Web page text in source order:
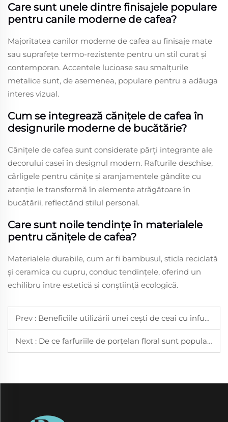
Care sunt unele dintre finisajele populare
pentru canile moderne de cafea?
Majoritatea canilor moderne de cafea au finisaje mate
sau suprafețe termo-rezistente pentru un stil curat și
contemporan. Accentele lucioase sau smalțurile
metalice sunt, de asemenea, populare pentru a adăuga
interes vizual.
Cum se integrează cănițele de cafea în
designurile moderne de bucătărie?
Cănițele de cafea sunt considerate părți integrante ale
decorului casei în designul modern. Rafturile deschise,
cârligele pentru cănițe și aranjamentele gândite cu
atenție le transformă în elemente atrăgătoare în
bucătării, reflectând stilul personal.
Care sunt noile tendințe în materialele
pentru cănițele de cafea?
Materialele durabile, cum ar fi bambusul, sticla reciclată
și ceramica cu cupru, conduc tendințele, oferind un
echilibru între estetică și conștiință ecologică.
Prev : Beneficiile utilizării unei cești de ceai cu infuzor pentru ceai în vrac
Next : De ce farfuriile de porțelan floral sunt populare pentru mesele de primăvară și vară